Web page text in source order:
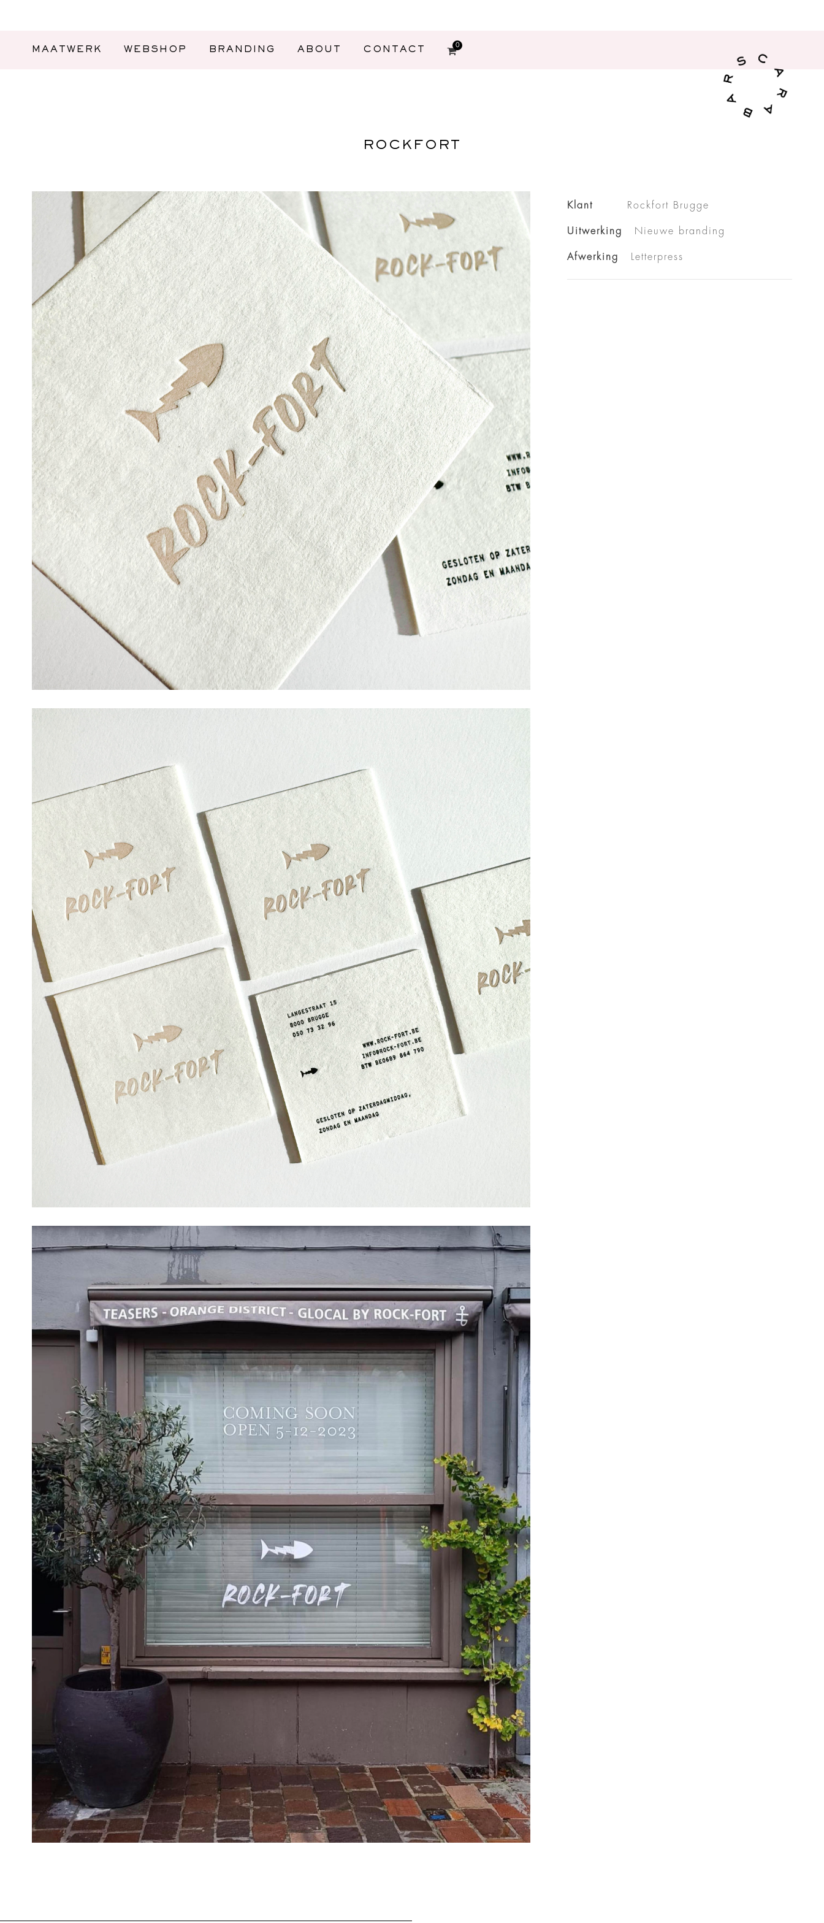
MAATWERK WEBSHOP BRANDING ABOUT CONTACT
0
ROCKFORT
Klant Rockfort Brugge
Uitwerking Nieuwe branding
Afwerking Letterpress